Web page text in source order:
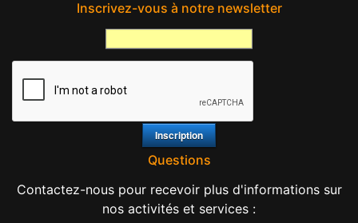
Inscrivez-vous à notre newsletter
Questions
Contactez-nous pour recevoir plus d'informations sur
nos activités et services :